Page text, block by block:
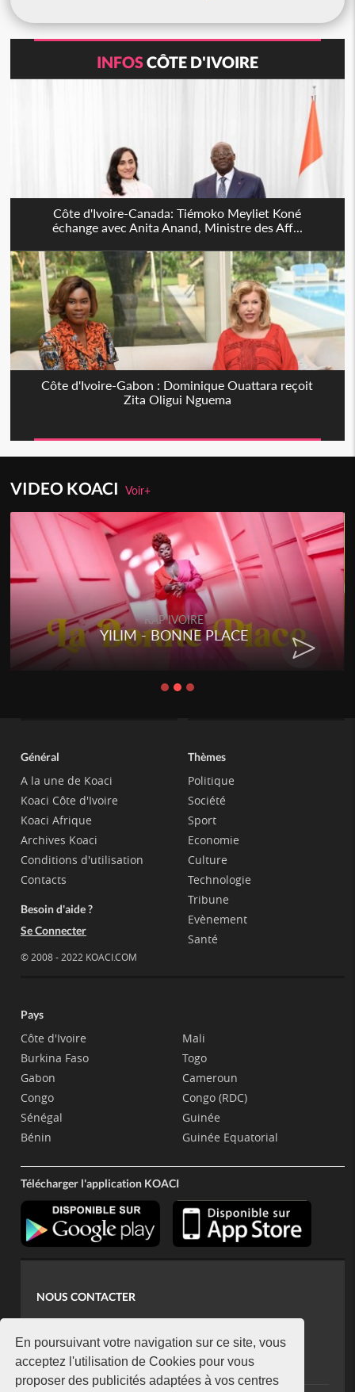
En poursuivant votre navigation sur ce site, vous
acceptez l'utilisation de Cookies pour vous
proposer des publicités adaptées à vos centres
INFOSCÔTE D'IVOIRE
Côte d'Ivoire-Canada: Tiémoko Meyliet Koné
échange avec Anita Anand, Ministre des Aff...
Côte d'Ivoire-Gabon : Dominique Ouattara reçoit
Zita Oligui Nguema
VIDEO KOACIVoir+
RAP IVOIRE
YILIM - BONNE PLACE
Général
A la une de Koaci
Koaci Côte d'Ivoire
Koaci Afrique
Archives Koaci
Conditions d'utilisation
Contacts
Besoin d'aide ?
Se Connecter
© 2008 - 2022 KOACI.COM
Thèmes
Politique
Société
Sport
Economie
Culture
Technologie
Tribune
Evènement
Santé
Pays
Côte d'Ivoire
Burkina Faso
Gabon
Congo
Sénégal
Bénin
Mali
Togo
Cameroun
Congo (RDC)
Guinée
Guinée Equatorial
Télécharger l'application KOACI
NOUS CONTACTER
koaci@yahoo.fr
+225 07 08 85 52 93